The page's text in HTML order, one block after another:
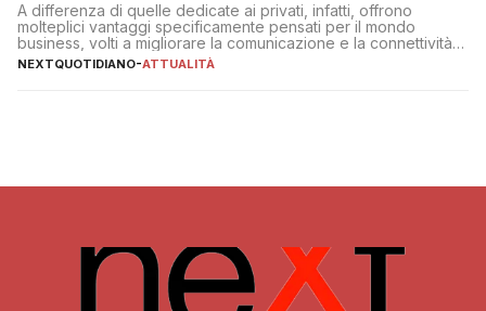
A differenza di quelle dedicate ai privati, infatti, offrono
molteplici vantaggi specificamente pensati per il mondo
business, volti a migliorare la comunicazione e la connettività
degli utenti
NEXTQUOTIDIANO-ATTUALITÀ